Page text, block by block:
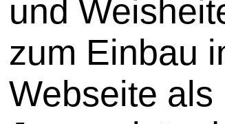
und
zum Einbau
Webseite als